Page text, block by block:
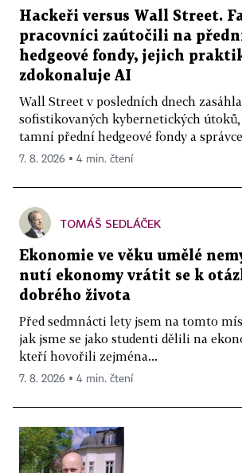
Hackeři versus Wall Street.
pracovníci zaútočili na
hedgeové fondy, jejich
zdokonaluje AI
Wall Street v posledních dnech
sofistikovaných kybernetických
tamní přední hedgeové fondy a
7. 8. 2026 ▪ 4 min. čtení
TOMÁŠ SEDLÁČEK
Ekonomie ve věku umělé
nutí ekonomy vrátit se k
dobrého života
Před sedmnácti lety jsem na tomto
jak jsme se jako studenti dělili na
kteří hovořili zejména...
7. 8. 2026 ▪ 4 min. čtení